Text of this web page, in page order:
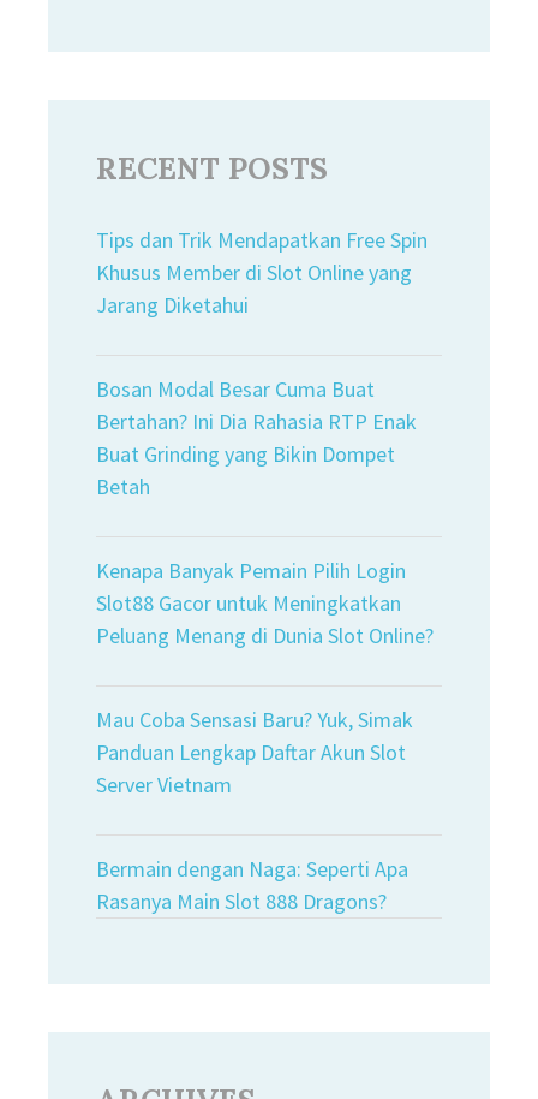
RECENT POSTS
Tips dan Trik Mendapatkan Free Spin
Khusus Member di Slot Online yang
Jarang Diketahui
Bosan Modal Besar Cuma Buat
Bertahan? Ini Dia Rahasia RTP Enak
Buat Grinding yang Bikin Dompet
Betah
Kenapa Banyak Pemain Pilih Login
Slot88 Gacor untuk Meningkatkan
Peluang Menang di Dunia Slot Online?
Mau Coba Sensasi Baru? Yuk, Simak
Panduan Lengkap Daftar Akun Slot
Server Vietnam
Bermain dengan Naga: Seperti Apa
Rasanya Main Slot 888 Dragons?